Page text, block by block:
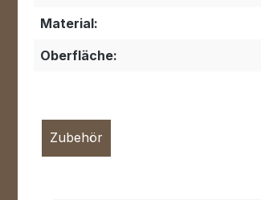
Material:
Oberfläche:
Zubehör